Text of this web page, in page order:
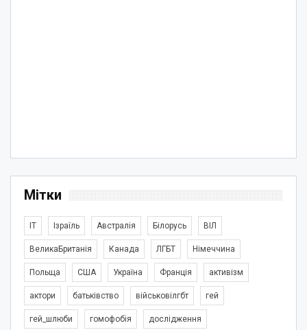
Мітки
IT Ізраїль Австралія Білорусь ВІЛ
ВеликаБританія Канада ЛГБТ Німеччина
Польща США Україна Франція активізм
актори батьківство військовілгбт гей
гей_шлюби гомофобія дослідження